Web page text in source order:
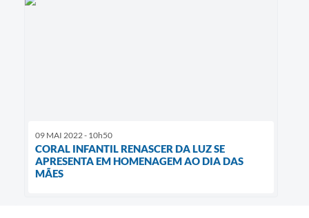
09 MAI 2022 - 10h50
CORAL INFANTIL RENASCER DA LUZ SE
APRESENTA EM HOMENAGEM AO DIA DAS
MÃES